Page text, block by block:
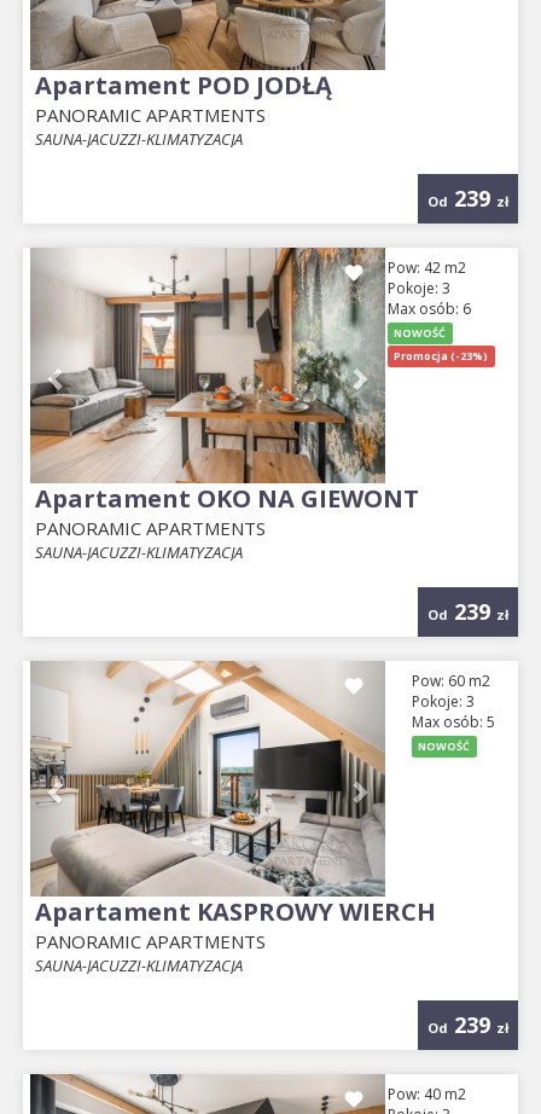
Od 239 zł
Apartament POD JODŁĄ
PANORAMIC APARTMENTS
SAUNA-JACUZZI-KLIMATYZACJA
Od 239 zł
NextPow: 42 m2
Pokoje: 3
Max osób: 6
NOWOŚĆ
Promocja (-23%)
Apartament OKO NA GIEWONT
PANORAMIC APARTMENTS
SAUNA-JACUZZI-KLIMATYZACJA
Od 239 zł
Previous Next
Pow: 60 m2
Pokoje: 3
Max osób: 5
NOWOŚĆ
Apartament KASPROWY WIERCH
PANORAMIC APARTMENTS
SAUNA-JACUZZI-KLIMATYZACJA
Previous NextPow: 40 m2